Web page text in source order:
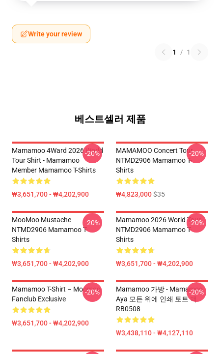
Write your review
1 / 1
베스트셀러 제품
Mamamoo 4Ward 2026 World
Tour Shirt - Mamamoo
Member Mamamoo T-Shirts
₩3,651,700 - ₩4,202,900
-20%
MAMAMOO Concert Tour
NTMD2906 Mamamoo T-
Shirts
₩4,823,000$35
-20%
MooMoo Mustache
NTMD2906 Mamamoo T-
Shirts
₩3,651,700 - ₩4,202,900
-20%
Mamamoo 2026 World Tour
NTMD2906 Mamamoo T-
Shirts
₩3,651,700 - ₩4,202,900
-20%
Mamamoo T-Shirt – Moomoo
Fanclub Exclusive
₩3,651,700 - ₩4,202,900
-20%
Mamamoo 가방 - Mamamoo
Aya 모든 위에 인쇄 토트 백
RB0508
₩3,438,110 - ₩4,127,110
-20%